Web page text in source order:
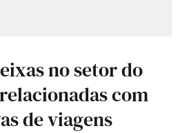
no setor do
com
de viagens